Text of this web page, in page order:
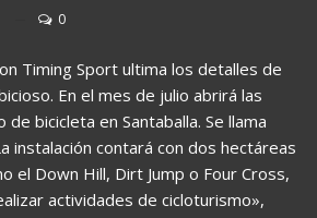
0
Timing Sport ultima los detalles de
En el mes de julio abrirá las
bicicleta en Santaballa. Se llama
instalación contará con dos hectáreas
el Down Hill, Dirt Jump o Four Cross,
actividades de cicloturismo»,